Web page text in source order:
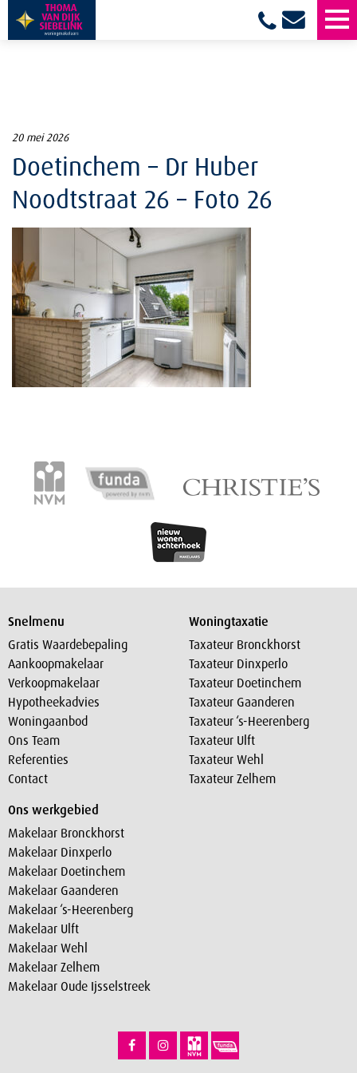
20 mei 2026
Doetinchem – Dr Huber
Noodtstraat 26 – Foto 26
Snelmenu
Gratis Waardebepaling
Aankoopmakelaar
Verkoopmakelaar
Hypotheekadvies
Woningaanbod
Ons Team
Referenties
Contact
Woningtaxatie
Taxateur Bronckhorst
Taxateur Dinxperlo
Taxateur Doetinchem
Taxateur Gaanderen
Taxateur ‘s-Heerenberg
Taxateur Ulft
Taxateur Wehl
Taxateur Zelhem
Ons werkgebied
Makelaar Bronckhorst
Makelaar Dinxperlo
Makelaar Doetinchem
Makelaar Gaanderen
Makelaar ‘s-Heerenberg
Makelaar Ulft
Makelaar Wehl
Makelaar Zelhem
Makelaar Oude Ijsselstreek